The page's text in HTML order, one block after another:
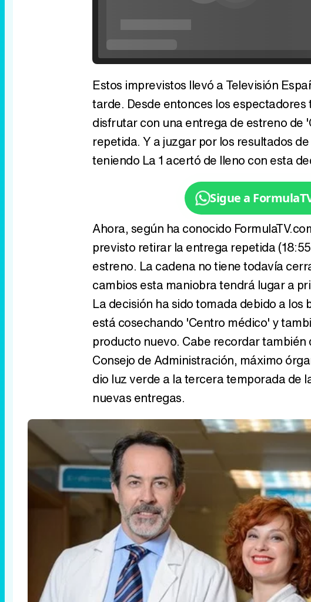
Estos imprevistos llevó a Televisión
tarde. Desde entonces los
disfrutar con una entrega de estreno de
repetida. Y a juzgar por los resultados
teniendo La 1 acertó de lleno con esta
Sigue a
Ahora, según ha conocido
previsto retirar la entrega repetida
estreno. La cadena no tiene todavía
cambios esta maniobra tendrá lugar a
La decisión ha sido tomada debido a
está cosechando 'Centro médico' y
producto nuevo. Cabe recordar también
Consejo de Administración, máximo
dio luz verde a la tercera temporada de
nuevas entregas.